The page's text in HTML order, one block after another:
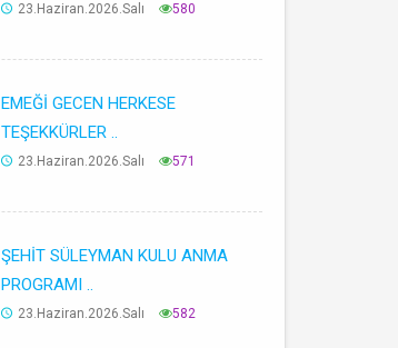
23.Haziran.2026.Salı 580
EMEĞİ GECEN HERKESE
TEŞEKKÜRLER ..
23.Haziran.2026.Salı 571
ŞEHİT SÜLEYMAN KULU ANMA
PROGRAMI ..
23.Haziran.2026.Salı 582